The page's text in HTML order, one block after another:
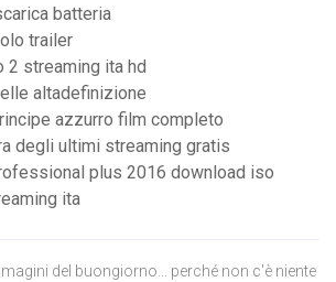
batteria
trailer
streaming ita hd
altadefinizione
azzurro film completo
degli ultimi streaming gratis
plus 2016 download iso
ita
del buongiorno… perché non c'è niente